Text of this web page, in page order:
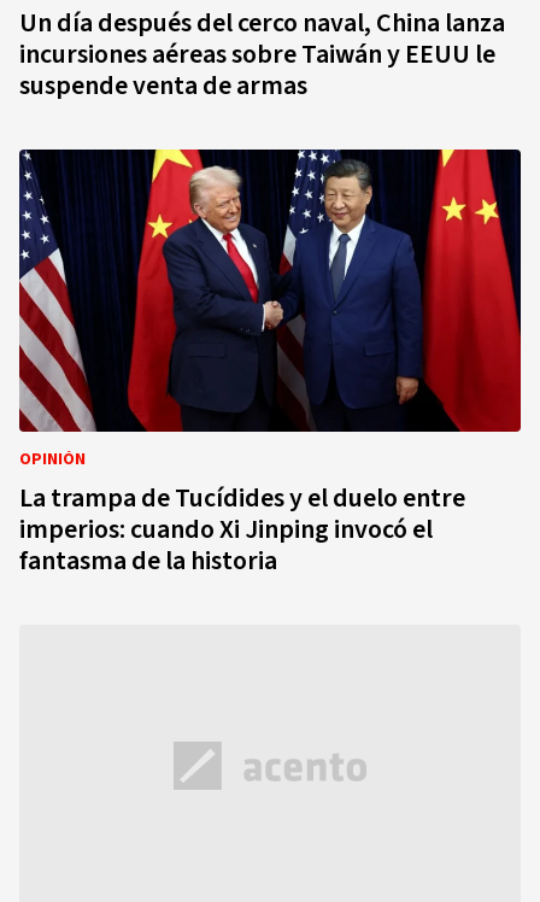
Un día después del cerco naval, China lanza
incursiones aéreas sobre Taiwán y EEUU le
suspende venta de armas
OPINIÓN
La trampa de Tucídides y el duelo entre
imperios: cuando Xi Jinping invocó el
fantasma de la historia